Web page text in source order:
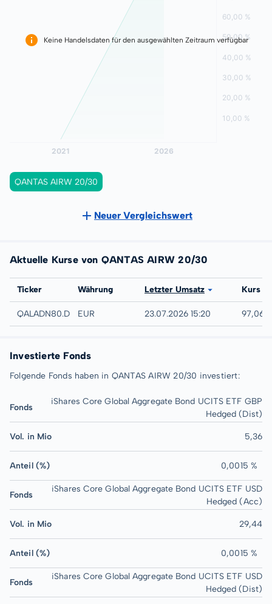
Keine Handelsdaten für den ausgewählten Zeitraum verfügbar
QANTAS AIRW 20/30
Neuer Vergleichswert
Aktuelle Kurse von QANTAS AIRW 20/30
Börse
Ticker Währung Letzter Umsatz Kurs
Düsseldorf
QALADN80.DUSBEUR 23.07.2026 15:20 97,06
Investierte Fonds
Folgende Fonds haben in QANTAS AIRW 20/30 investiert:
Fonds
iShares Core Global Aggregate Bond UCITS ETF GBP
Hedged (Dist)
Vol. in Mio 5,36
Anteil (%) 0,0015 %
Fonds
iShares Core Global Aggregate Bond UCITS ETF USD
Hedged (Acc)
Vol. in Mio 29,44
Anteil (%) 0,0015 %
Fonds
iShares Core Global Aggregate Bond UCITS ETF USD
Hedged (Dist)